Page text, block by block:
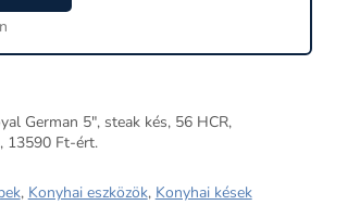
German 5", steak kés, 56 HCR,
13590 Ft-ért.
, Konyhai eszközök, Konyhai kések